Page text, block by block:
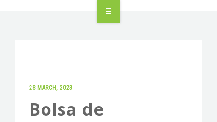
INDUSTRIAL PARTNERSHIP
28 MARCH, 2023
Bolsa de